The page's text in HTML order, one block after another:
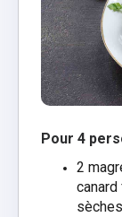
Pour 4
2